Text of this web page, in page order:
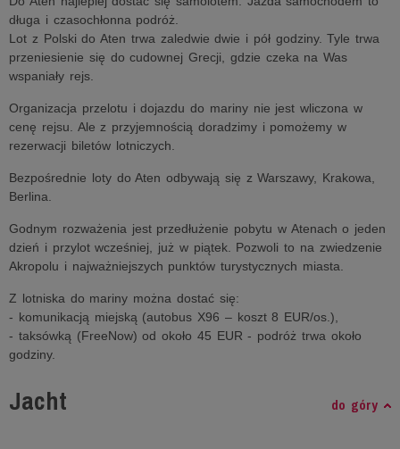
długa i czasochłonna podróż.
Lot z Polski do Aten trwa zaledwie dwie i pół godziny. Tyle trwa
przeniesienie się do cudownej Grecji, gdzie czeka na Was
wspaniały rejs.
Organizacja przelotu i dojazdu do mariny nie jest wliczona w
cenę rejsu. Ale z przyjemnością doradzimy i pomożemy w
rezerwacji biletów lotniczych.
Bezpośrednie loty do Aten odbywają się z Warszawy, Krakowa,
Berlina.
Godnym rozważenia jest przedłużenie pobytu w Atenach o jeden
dzień i przylot wcześniej, już w piątek. Pozwoli to na zwiedzenie
Akropolu i najważniejszych punktów turystycznych miasta.
Z lotniska do mariny można dostać się:
- komunikacją miejską (autobus X96 – koszt 8 EUR/os.),
- taksówką (FreeNow) od około 45 EUR - podróż trwa około
godziny.
Jacht do góry